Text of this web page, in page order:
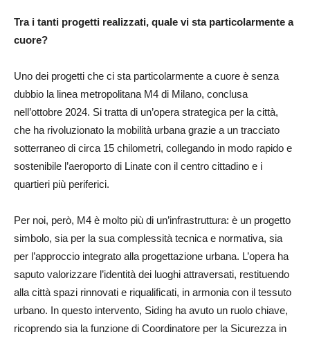
Tra i tanti progetti realizzati, quale vi sta particolarmente a
cuore?
Uno dei progetti che ci sta particolarmente a cuore è senza
dubbio la linea metropolitana M4 di Milano, conclusa
nell’ottobre 2024. Si tratta di un’opera strategica per la città,
che ha rivoluzionato la mobilità urbana grazie a un tracciato
sotterraneo di circa 15 chilometri, collegando in modo rapido e
sostenibile l’aeroporto di Linate con il centro cittadino e i
quartieri più periferici.
Per noi, però, M4 è molto più di un’infrastruttura: è un progetto
simbolo, sia per la sua complessità tecnica e normativa, sia
per l’approccio integrato alla progettazione urbana. L’opera ha
saputo valorizzare l’identità dei luoghi attraversati, restituendo
alla città spazi rinnovati e riqualificati, in armonia con il tessuto
urbano. In questo intervento, Siding ha avuto un ruolo chiave,
ricoprendo sia la funzione di Coordinatore per la Sicurezza in